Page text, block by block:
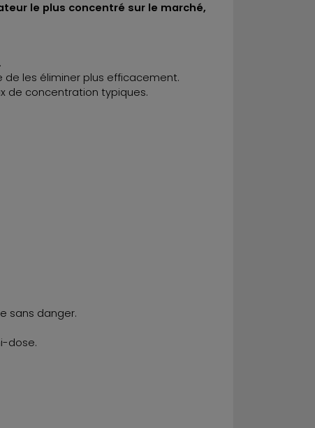
le plus concentré sur le marché,
les éliminer plus efficacement.
de concentration typiques.
sans danger.
dose.